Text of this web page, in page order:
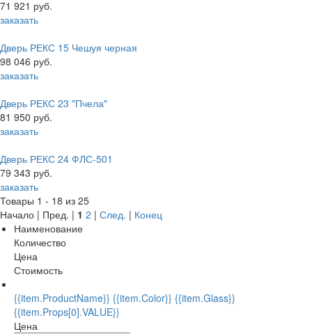
71 921 руб.
заказать
Дверь РЕКС 15 Чешуя черная
98 046 руб.
заказать
Дверь РЕКС 23 "Пчела"
81 950 руб.
заказать
Дверь РЕКС 24 ФЛС-501
79 343 руб.
заказать
Товары 1 - 18 из 25
Начало | Пред. | 1 2 | След. | Конец
Наименование
Количество
Цена
Стоимость
{{item.ProductName}} {{item.Color}} {{item.Glass}}
{{item.Props[0].VALUE}}
Цена